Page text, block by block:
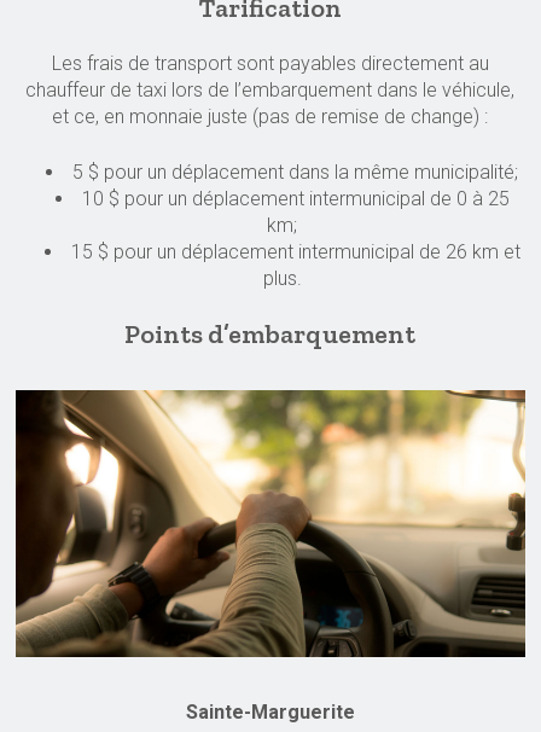
Tarification
Les frais de transport sont payables directement au
chauffeur de taxi lors de l’embarquement dans le véhicule,
et ce, en monnaie juste (pas de remise de change) :
5 $ pour un déplacement dans la même municipalité;
10 $ pour un déplacement intermunicipal de 0 à 25
km;
15 $ pour un déplacement intermunicipal de 26 km et
plus.
Points d’embarquement
Sainte-Marguerite